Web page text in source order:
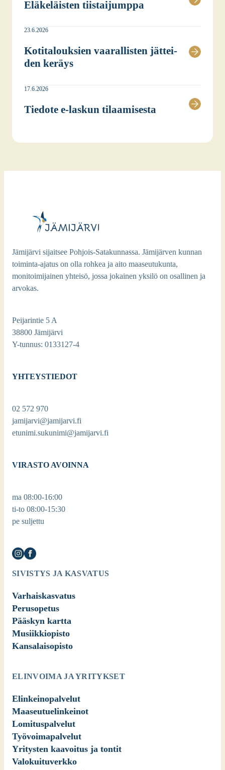
Elä­ke­läis­ten tiis­tai­jump­pa
23.6.2026
Koti­ta­louk­sien vaa­ral­lis­ten jät­tei­
den keräys
17.6.2026
Tie­do­te e‑laskun tilaa­mi­ses­ta
Jämijärvi sijaitsee Pohjois-Satakunnassa. Jämijärven kunnan
toiminta-ajatus on olla rohkea ja aito maaseutukunta,
monitoimijainen yhteisö, jossa jokainen yksilö on osallinen ja
arvokas.
Peijarintie 5 A
38800 Jämijärvi
Y-tunnus: 0133127-4
YHTEYSTIEDOT
02 572 970
jamijarvi@jamijarvi.fi
etunimi.sukunimi@jamijarvi.fi
VIRASTO AVOINNA
ma 08:00-16:00
ti-to 08:00-15:30
pe suljettu
SIVISTYS JA KASVATUS
Varhaiskasvatus
Perusopetus
Pääskyn kartta
Musiikkiopisto
Kansalaisopisto
ELINVOIMA JA YRITYKSET
Elinkeinopalvelut
Maaseutuelinkeinot
Lomituspalvelut
Työvoimapalvelut
Yritysten kaavoitus ja tontit
Valokuituverkko